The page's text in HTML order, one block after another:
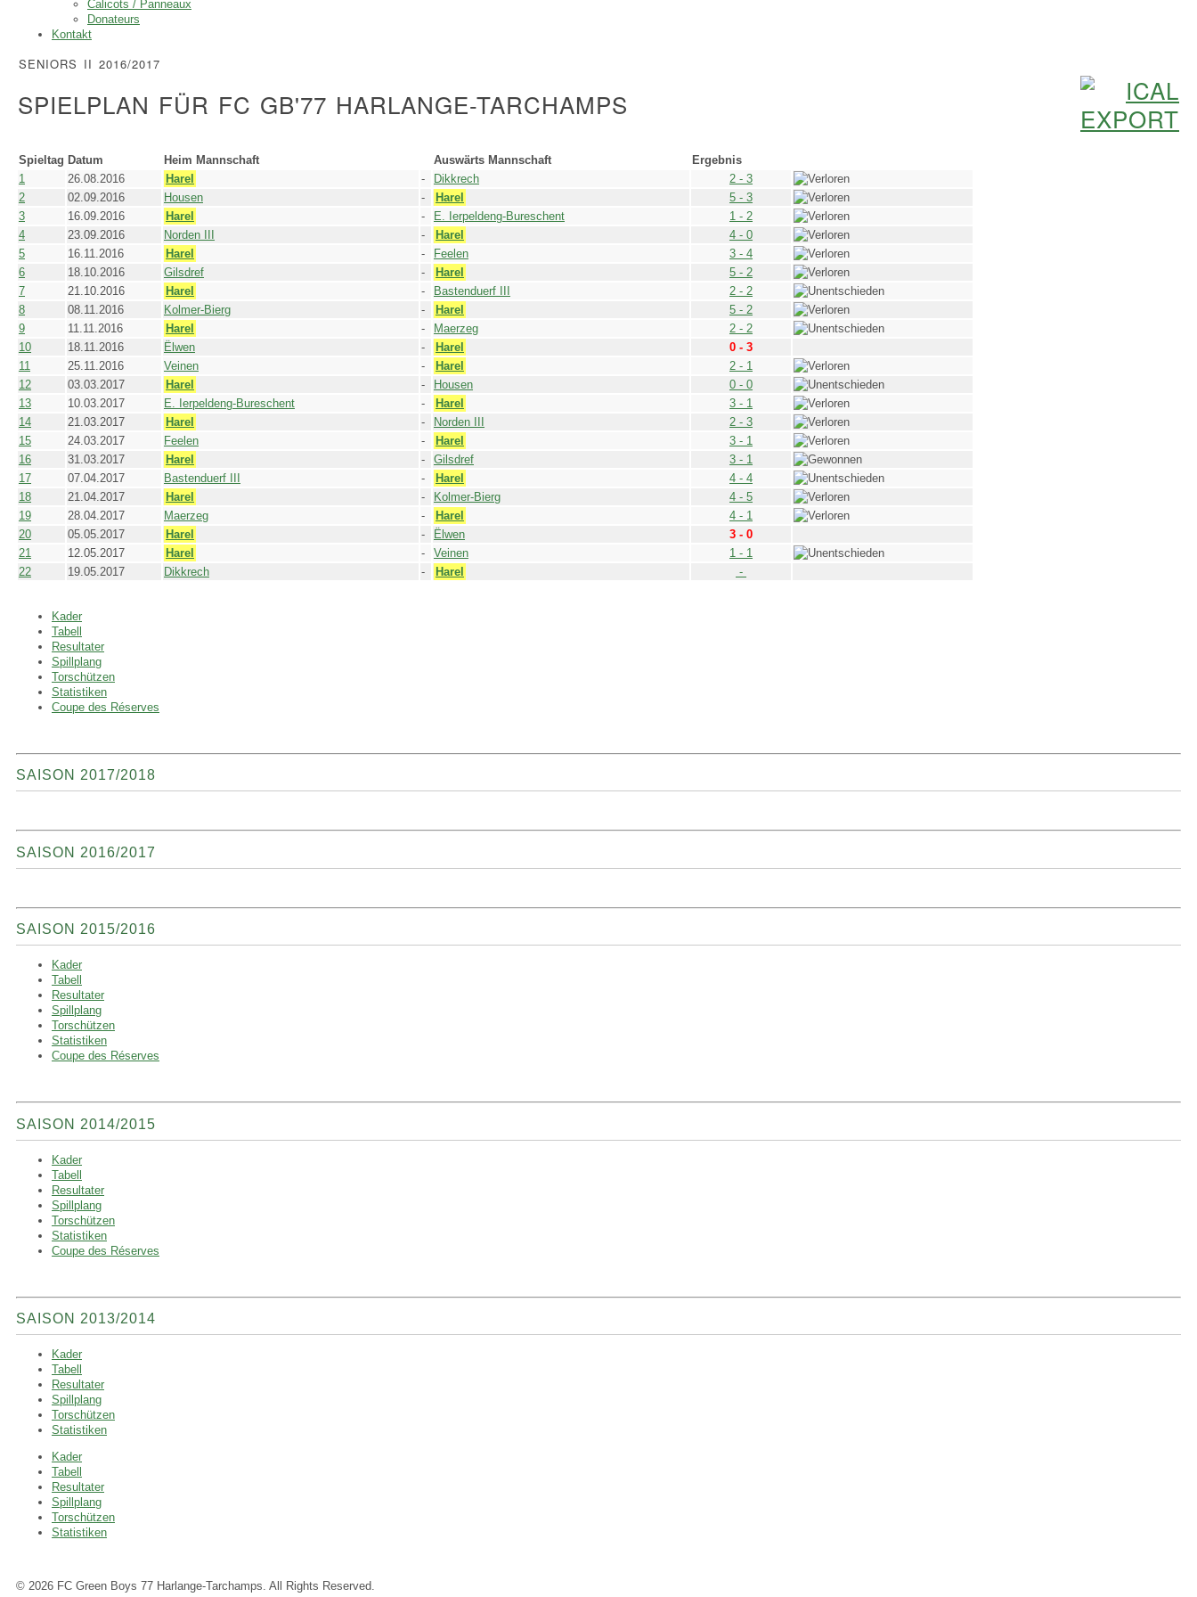
Calicots / Panneaux
Donateurs
Kontakt
SENIORS II 2016/2017
SPIELPLAN FÜR FC GB'77 HARLANGE-TARCHAMPS
Spieltag Datum Heim Mannschaft Auswärts Mannschaft
Ergebnis
1
26.08.2016 Harel - Dikkrech
2 - 3
2
02.09.2016 Housen - Harel
5 - 3
3
16.09.2016 Harel - E. Ierpeldeng-Bureschent
1 - 2
4
23.09.2016 Norden III - Harel
4 - 0
5
16.11.2016 Harel - Feelen
3 - 4
6
18.10.2016 Gilsdref - Harel
5 - 2
7
21.10.2016 Harel - Bastenduerf III
2 - 2
8
08.11.2016 Kolmer-Bierg - Harel
5 - 2
9
11.11.2016 Harel - Maerzeg
2 - 2
10
18.11.2016 Ëlwen - Harel
0 - 3
11
25.11.2016 Veinen - Harel
2 - 1
12
03.03.2017 Harel - Housen
0 - 0
13
10.03.2017 E. Ierpeldeng-Bureschent - Harel
3 - 1
14
21.03.2017 Harel - Norden III
2 - 3
15
24.03.2017 Feelen - Harel
3 - 1
16
31.03.2017 Harel - Gilsdref
3 - 1
17
07.04.2017 Bastenduerf III - Harel
4 - 4
18
21.04.2017 Harel - Kolmer-Bierg
4 - 5
19
28.04.2017 Maerzeg - Harel
4 - 1
20
05.05.2017 Harel - Ëlwen
3 - 0
21
12.05.2017 Harel - Veinen
1 - 1
22
19.05.2017 Dikkrech - Harel -
Kader
Tabell
Resultater
Spillplang
Torschützen
Statistiken
Coupe des Réserves
SAISON 2017/2018
SAISON 2016/2017
SAISON 2015/2016
Kader
Tabell
Resultater
Spillplang
Torschützen
Statistiken
Coupe des Réserves
SAISON 2014/2015
Kader
Tabell
Resultater
Spillplang
Torschützen
Statistiken
Coupe des Réserves
SAISON 2013/2014
Kader
Tabell
Resultater
Spillplang
Torschützen
Statistiken
Kader
Tabell
Resultater
Spillplang
Torschützen
Statistiken
© 2026 FC Green Boys 77 Harlange-Tarchamps. All Rights Reserved.